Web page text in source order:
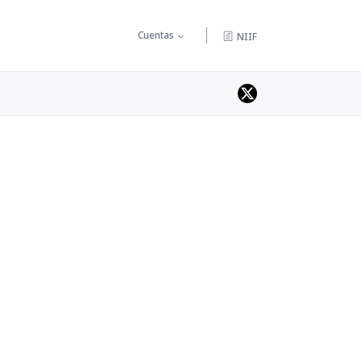
Cuentas NIIF